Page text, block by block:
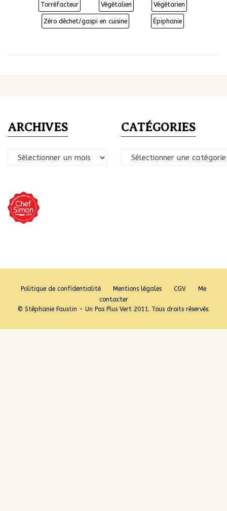
Torréfacteur Végétalien Végétarien
Zéro déchet/gaspi en cuisine Épiphanie
ARCHIVES
Archives
CATÉGORIES
Catégories
Politique de confidentialité Mentions légales CGV
Me
contacter
© Stéphanie Faustin - Un Pas Plus Vert 2011. Tous droits réservés.